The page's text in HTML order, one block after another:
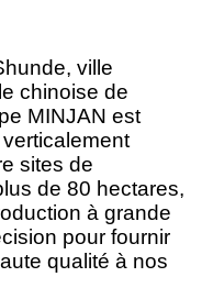
ville
chinoise de
MINJAN est
sites de
de 80 hectares,
à grande
pour fournir
qualité à nos